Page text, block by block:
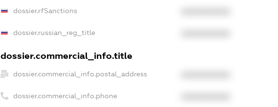
dossier.rfSanctions
dossier.russian_reg_title
dossier.commercial_info.title
dossier.commercial_info.postal_address
dossier.commercial_info.phone